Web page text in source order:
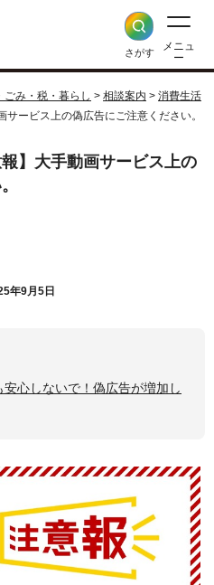
さがす
メニュ
ー
ごみ・税・暮らし > 相談案内 > 消費生活
ービス上の偽広告にご注意ください。
】大手動画サービス上の
年9月5日
心しないで！偽広告が増加し